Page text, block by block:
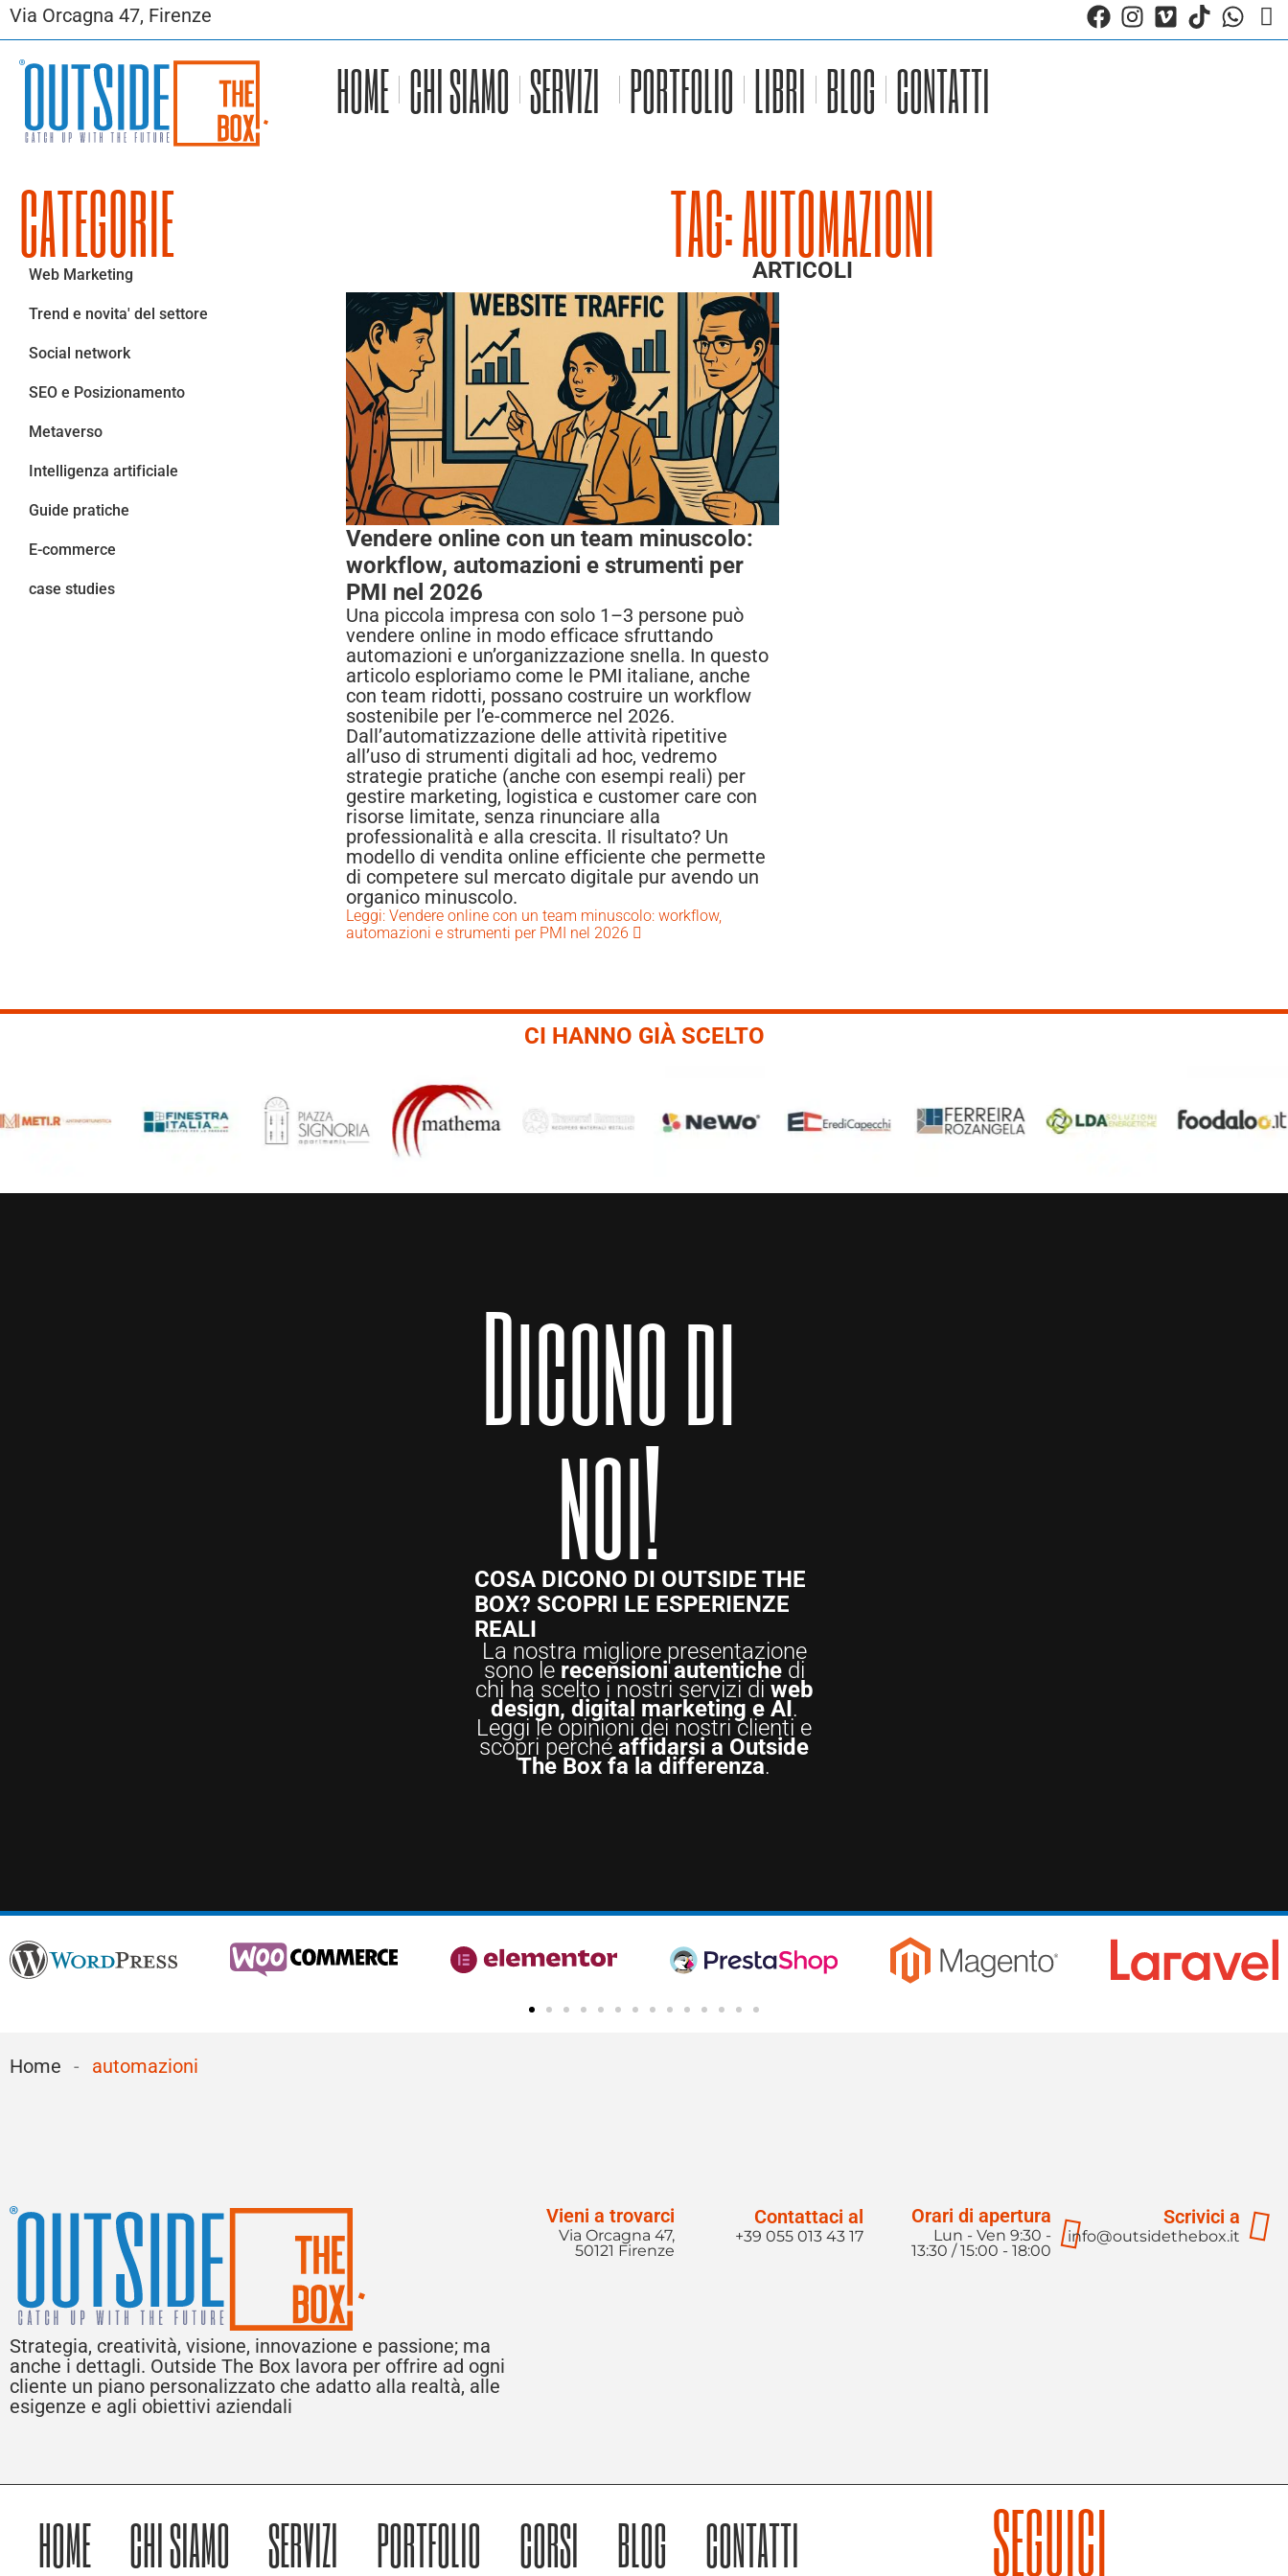
Via Orcagna 47, Firenze
HOME CHI SIAMO SERVIZI PORTFOLIO LIBRI BLOG CONTATTI
TAG: AUTOMAZIONI
ARTICOLI
Vendere online con un team minuscolo:
workflow, automazioni e strumenti per
PMI nel 2026
Una piccola impresa con solo 1–3 persone può
vendere online in modo efficace sfruttando
automazioni e un’organizzazione snella. In questo
articolo esploriamo come le PMI italiane, anche
con team ridotti, possano costruire un workflow
sostenibile per l’e-commerce nel 2026.
Dall’automatizzazione delle attività ripetitive
all’uso di strumenti digitali ad hoc, vedremo
strategie pratiche (anche con esempi reali) per
gestire marketing, logistica e customer care con
risorse limitate, senza rinunciare alla
professionalità e alla crescita. Il risultato? Un
modello di vendita online efficiente che permette
di competere sul mercato digitale pur avendo un
organico minuscolo.
Leggi: Vendere online con un team minuscolo: workflow,
automazioni e strumenti per PMI nel 2026
CATEGORIE
Web Marketing
Trend e novita' del settore
Social network
SEO e Posizionamento
Metaverso
Intelligenza artificiale
Guide pratiche
E-commerce
case studies
CI HANNO GIÀ SCELTO
Dicono di
noi!
COSA DICONO DI OUTSIDE THE
BOX? SCOPRI LE ESPERIENZE
REALI
La nostra migliore presentazione
sono le recensioni autentichedi
chi ha scelto i nostri servizi di web
design, digital marketing e AI.
Leggi le opinioni dei nostri clienti e
scopri perché affidarsi a Outside
The Box fa la differenza.
Home - automazioni
Strategia, creatività, visione, innovazione e passione; ma
anche i dettagli. Outside The Box lavora per offrire ad ogni
cliente un piano personalizzato che adatto alla realtà, alle
esigenze e agli obiettivi aziendali
Vieni a trovarci
Via Orcagna 47,
50121 Firenze
Contattaci al
+39 055 013 43 17
Orari di apertura
Lun - Ven 9:30 -
13:30 / 15:00 - 18:00
Scrivici a
info@outsidethebox.it
HOME CHI SIAMO SERVIZI PORTFOLIO CORSI BLOG CONTATTI SEGUICI